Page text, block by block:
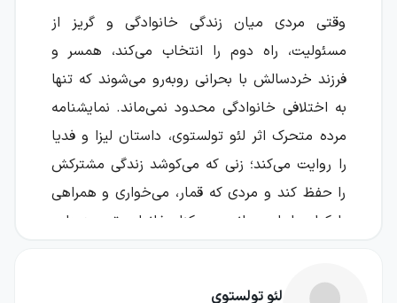
وقتی مردی میان زندگی خانوادگی و گریز از
مسئولیت، راه دوم را انتخاب می‌کند، همسر و
فرزند خردسالش با بحرانی روبه‌رو می‌شوند که تنها
به اختلافی خانوادگی محدود نمی‌ماند. نمایشنامه
مرده متحرک اثر لئو تولستوی، داستان لیزا و فدیا
را روایت می‌کند؛ زنی که می‌کوشد زندگی مشترکش
را حفظ کند و مردی که قمار، می‌خواری و همراهی
با کولی‌ها را به ماندن در کنار خانواده ترجیح داده
این اثر با قرار دادن یک خانواده در برابر ضعف‌های
لئو تولستوی